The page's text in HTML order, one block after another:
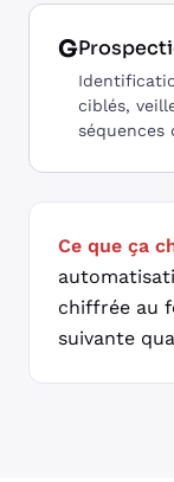
G
ciblés,
séquences
Ce que ça
chiffrée au
suivante